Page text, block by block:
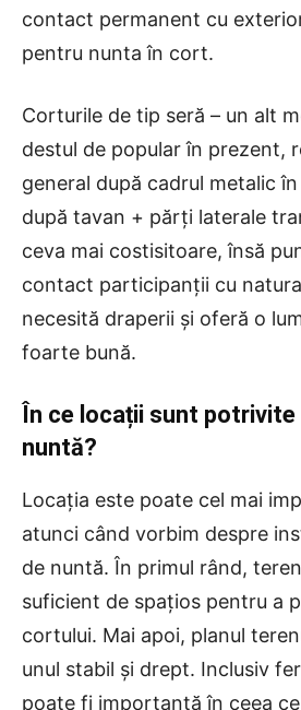
contact permanent cu
pentru nunta în cort.
Corturile de tip seră – un alt
destul de popular în prezent,
general după cadrul metalic
după tavan + părți laterale
ceva mai costisitoare, însă
contact participanții cu
necesită draperii și oferă o
foarte bună.
În ce locații sunt
nuntă?
Locația este poate cel mai
atunci când vorbim despre
de nuntă. În primul rând,
suficient de spațios pentru a
cortului. Mai apoi, planul
unul stabil și drept. Inclusiv
poate fi importantă în ceea